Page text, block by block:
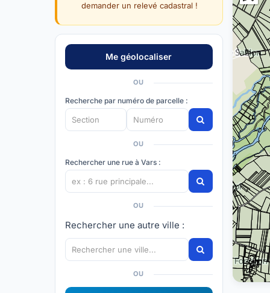
demander un relevé cadastral !
OU
Recherche par numéro de parcelle :
OU
Rechercher une rue à Vars :
OU
Rechercher une autre ville :
OU